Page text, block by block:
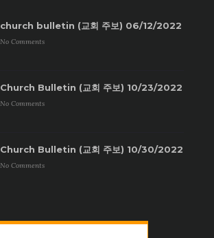
church bulletin (교회 주보) 06/12/2022
No Comments
Church Bulletin (교회 주보) 10/23/2022
No Comments
Church Bulletin (교회 주보) 10/30/2022
No Comments